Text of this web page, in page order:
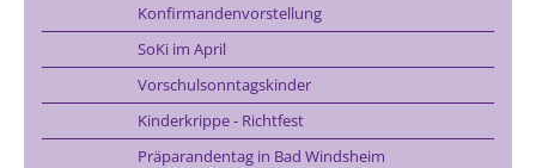
Konfirmandenvorstellung
SoKi im April
Vorschulsonntagskinder
Kinderkrippe - Richtfest
Präparandentag in Bad Windsheim